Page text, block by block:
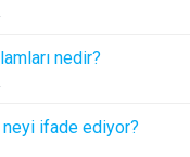
nedir?
ifade ediyor?